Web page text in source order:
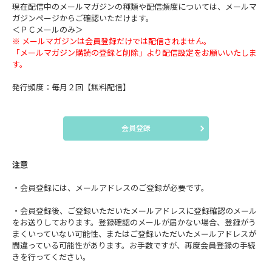
現在配信中のメールマガジンの種類や配信頻度については、メールマ
ガジンページからご確認いただけます。
＜ＰＣメールのみ＞
※ メールマガジンは会員登録だけでは配信されません。
「メールマガジン購読の登録と削除」より配信設定をお願いいたしま
す。
発行頻度：毎月２回【無料配信】
会員登録
注意
・会員登録には、メールアドレスのご登録が必要です。
・会員登録後、ご登録いただいたメールアドレスに登録確認のメール
をお送りしております。登録確認のメールが届かない場合、登録がう
まくいっていない可能性、またはご登録いただいたメールアドレスが
間違っている可能性があります。お手数ですが、再度会員登録の手続
きを行ってください。